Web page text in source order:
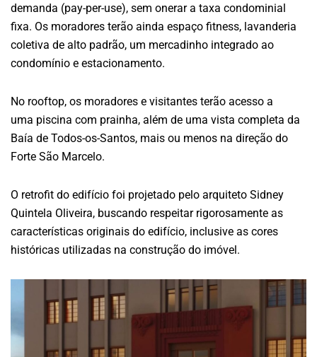
demanda (pay-per-use), sem onerar a taxa condominial
fixa. Os moradores terão ainda espaço fitness, lavanderia
coletiva de alto padrão, um mercadinho integrado ao
condomínio e estacionamento.
No rooftop, os moradores e visitantes terão acesso a
uma piscina com prainha, além de uma vista completa da
Baía de Todos-os-Santos, mais ou menos na direção do
Forte São Marcelo.
O retrofit do edifício foi projetado pelo arquiteto Sidney
Quintela Oliveira, buscando respeitar rigorosamente as
características originais do edifício, inclusive as cores
históricas utilizadas na construção do imóvel.